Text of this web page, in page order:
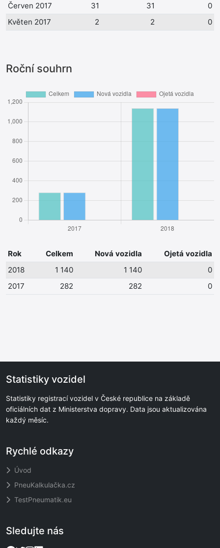
Červen 2017
31 31
0
Květen 2017
2 2 0
Roční souhrn
Rok Celkem Nová vozidla
Ojetá vozidla
2018
1 140 1 140
0
2017
282 282 0
Statistiky vozidel
Statistiky registrací vozidel v České republice na základě
oficiálních dat z Ministerstva dopravy. Data jsou aktualizována
každý měsíc.
Rychlé odkazy
Úvod
PneuKalkulačka.cz
TestPneumatik.eu
Sledujte nás